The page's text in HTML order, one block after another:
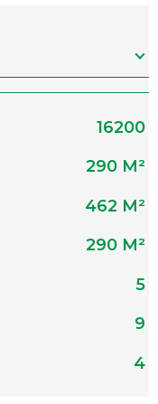
16200
290 M²
462 M²
290 M²
5
9
4